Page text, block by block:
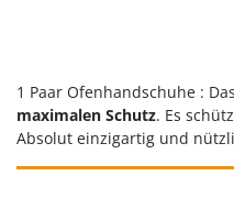
MOSA
MOVA
Mowox
1 Paar Ofenhandschuhe :
maximalen Schutz. Es
Absolut einzigartig und